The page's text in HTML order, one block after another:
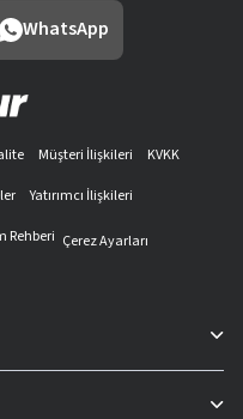
WhatsApp
Müşteri İlişkileri
KVKK
Yatırımcı İlişkileri
Rehberi Çerez Ayarları